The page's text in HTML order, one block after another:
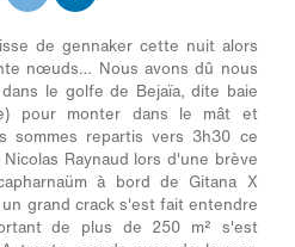
de gennaker cette nuit alors
nœuds… Nous avons dû nous
le golfe de Bejaïa, dite baie
pour monter dans le mât et
sommes repartis vers 3h30 ce
Raynaud lors d'une brève
à bord de Gitana X
grand crack s'est fait entendre
de plus de 250 m² s'est